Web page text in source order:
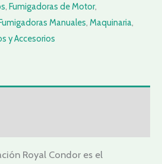
, Fumigadoras de Motor,
Manuales, Maquinaria,
y Accesorios
Royal Condor es el